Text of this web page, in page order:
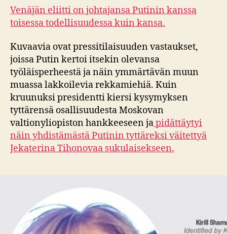
Venäjän eliitti on johtajansa Putinin kanssa
toisessa todellisuudessa kuin kansa.
Kuvaavia ovat pressitilaisuuden vastaukset,
joissa Putin kertoi itsekin olevansa
työläisperheestä ja näin ymmärtävän muun
muassa lakkoilevia rekkamiehiä. Kuin
kruunuksi presidentti kiersi kysymyksen
tyttärensä osallisuudesta Moskovan
valtionyliopiston hankkeeseen japidättäytyi
näin yhdistämästä Putinin tyttäreksi väitettyä
Jekaterina Tihonovaa sukulaisekseen.